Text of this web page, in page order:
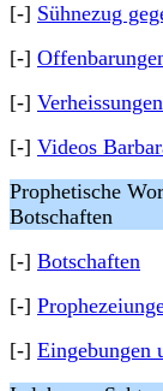
[-] Sühnezug
[-]
[-]
[-] Videos
Prophetische
Botschaften
[-] Botschaften
[-]
[-] Eingebungen